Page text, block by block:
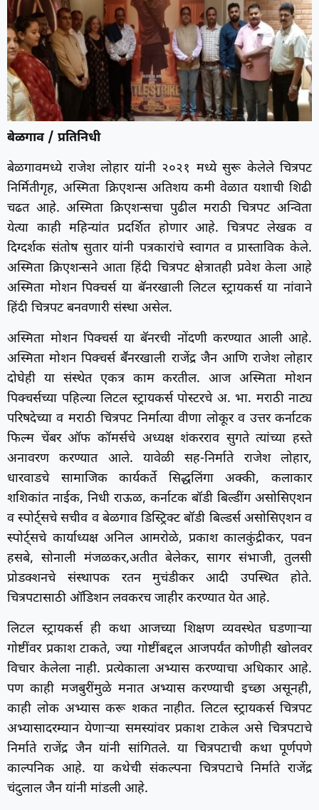
बेळगाव / प्रतिनिधी
बेळगावमध्ये राजेश लोहार यांनी २०२१ मध्ये सुरू केलेले चित्रपट
निर्मितीगृह, अस्मिता क्रिएशन्स अतिशय कमी वेळात यशाची शिढी
चढत आहे. अस्मिता क्रिएशन्सचा पुढील मराठी चित्रपट अन्विता
येत्या काही महिन्यांत प्रदर्शित होणार आहे. चित्रपट लेखक व
दिग्दर्शक संतोष सुतार यांनी पत्रकारांचे स्वागत व प्रास्ताविक केले.
अस्मिता क्रिएशन्सने आता हिंदी चित्रपट क्षेत्रातही प्रवेश केला आहे
अस्मिता मोशन पिक्चर्स या बॅनरखाली लिटल स्ट्रायकर्स या नांवाने
हिंदी चित्रपट बनवणारी संस्था असेल.
अस्मिता मोशन पिक्चर्स या बॅनरची नोंदणी करण्यात आली आहे.
अस्मिता मोशन पिक्चर्स बॕनरखाली राजेंद्र जैन आणि राजेश लोहार
दोघेही या संस्थेत एकत्र काम करतील. आज अस्मिता मोशन
पिक्चर्सच्या पहिल्या लिटल स्ट्रायकर्स पोस्टरचे अ. भा. मराठी नाट्य
परिषदेच्या व मराठी चित्रपट निर्मात्या वीणा लोकूर व उत्तर कर्नाटक
फिल्म चेंबर ऑफ कॉमर्सचे अध्यक्ष शंकरराव सुगते त्यांच्या हस्ते
अनावरण करण्यात आले. यावेळी सह-निर्माते राजेश लोहार,
धारवाडचे सामाजिक कार्यकर्ते सिद्धलिंगा अक्की, कलाकार
शशिकांत नाईक, निधी राऊळ, कर्नाटक बॉडी बिल्डींग असोसिएशन
व स्पोर्ट्सचे सचीव व बेळगाव डिस्ट्रिक्ट बॉडी बिल्डर्स असोसिएशन व
स्पोर्ट्सचे कार्याध्यक्ष अनिल आमरोळे, प्रकाश कालकुंद्रीकर, पवन
हसबे, सोनाली मंजळकर,अतीत बेलेकर, सागर संभाजी, तुलसी
प्रोडक्शनचे संस्थापक रतन मुचंडीकर आदी उपस्थित होते.
चित्रपटासाठी ऑडिशन लवकरच जाहीर करण्यात येत आहे.
लिटल स्ट्रायकर्स ही कथा आजच्या शिक्षण व्यवस्थेत घडणाऱ्या
गोष्टींवर प्रकाश टाकते, ज्या गोष्टींबद्दल आजपर्यंत कोणीही खोलवर
विचार केलेला नाही. प्रत्येकाला अभ्यास करण्याचा अधिकार आहे.
पण काही मजबुरींमुळे मनात अभ्यास करण्याची इच्छा असूनही,
काही लोक अभ्यास करू शकत नाहीत. लिटल स्ट्रायकर्स चित्रपट
अभ्यासादरम्यान येणाऱ्या समस्यांवर प्रकाश टाकेल असे चित्रपटाचे
निर्माते राजेंद्र जैन यांनी सांगितले. या चित्रपटाची कथा पूर्णपणे
काल्पनिक आहे. या कथेची संकल्पना चित्रपटाचे निर्माते राजेंद्र
चंदुलाल जैन यांनी मांडली आहे.